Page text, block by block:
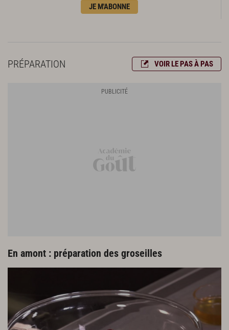
JE M'ABONNE
PRÉPARATION VOIR LE PAS À PAS
En amont : préparation des groseilles